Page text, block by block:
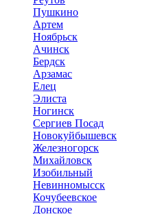
Пушкино
Артем
Ноябрьск
Ачинск
Бердск
Арзамас
Елец
Элиста
Ногинск
Сергиев Посад
Новокуйбышевск
Железногорск
Михайловск
Изобильный
Невинномысск
Кочубеевское
Донское